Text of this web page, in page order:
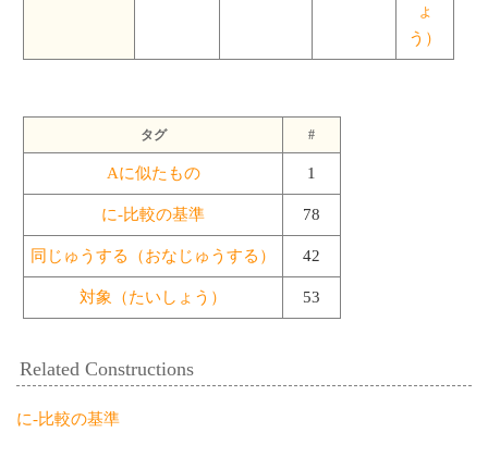
ょ
う）
タグ #
Aに似たもの 1
に-比較の基準 78
同じゅうする（おなじゅうする） 42
対象（たいしょう） 53
Related Constructions
に-比較の基準